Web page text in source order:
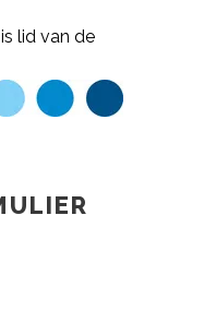
lid van de